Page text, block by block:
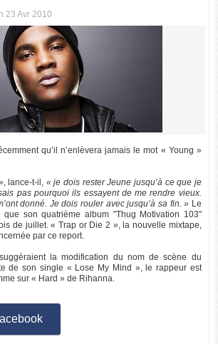
23 Avr 2010
qu’il n’enlèvera jamais le mot « Young »
, lance-t-il, « je dois rester Jeune jusqu’à ce que je
pas pourquoi ils essayent de me rendre vieux.
donné. Je dois rouler avec jusqu’à sa fin. » Le
que son quatrième album "Thug Motivation 103"
de juillet. « Trap or Die 2 », la nouvelle mixtape,
par ce report.
la modification du nom de scène du
de son single « Lose My Mind », le rappeur est
sur « Hard » de Rihanna.